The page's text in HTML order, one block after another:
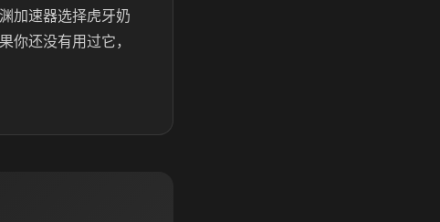
加速器选择虎牙奶
你还没有用过它，